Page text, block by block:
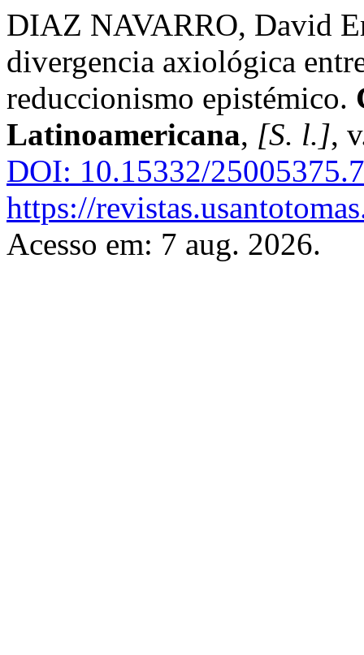
DIAZ NAVARRO, David
divergencia axiológica
reduccionismo epistémico.
Latinoamericana, [S. l.],
DOI: 10.15332/
https://
Acesso em: 7 aug. 2026.